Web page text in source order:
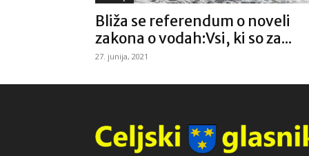
Bliža se referendum o noveli
zakona o vodah:Vsi, ki so za...
27. junija, 2021